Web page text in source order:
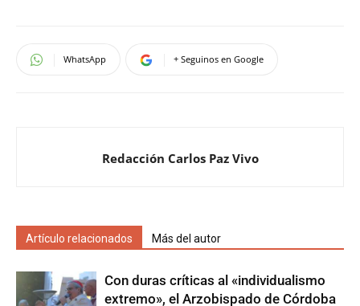
WhatsApp + Seguinos en Google
Redacción Carlos Paz Vivo
Artículo relacionados Más del autor
Con duras críticas al «individualismo
extremo», el Arzobispado de Córdoba